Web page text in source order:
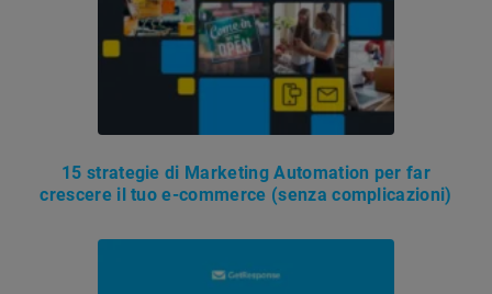
15 strategie di Marketing Automation per far
crescere il tuo e-commerce (senza complicazioni)